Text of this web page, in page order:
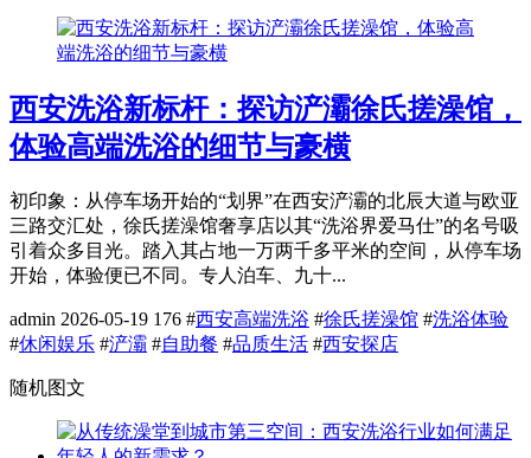
西安洗浴新标杆：探访浐灞徐氏搓澡馆，
体验高端洗浴的细节与豪横
初印象：从停车场开始的“划界”在西安浐灞的北辰大道与欧亚
三路交汇处，徐氏搓澡馆奢享店以其“洗浴界爱马仕”的名号吸
引着众多目光。踏入其占地一万两千多平米的空间，从停车场
开始，体验便已不同。专人泊车、九十...
admin 2026-05-19 176 #西安高端洗浴 #徐氏搓澡馆 #洗浴体验
#休闲娱乐 #浐灞 #自助餐 #品质生活 #西安探店
随机图文